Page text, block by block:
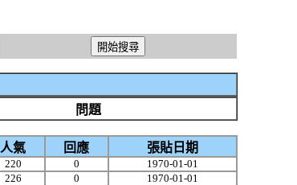
問題
人氣 回應 張貼日期
220 0
1970-01-01
226
0
1970-01-01